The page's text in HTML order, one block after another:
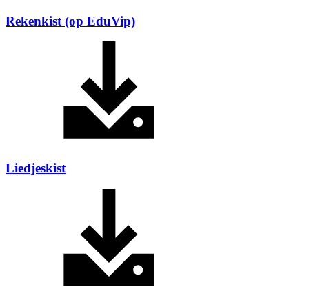
Rekenkist (op EduVip)
Liedjeskist